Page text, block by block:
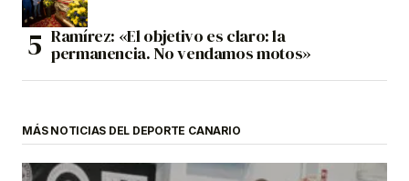
Ramírez: «El objetivo es claro: la
permanencia. No vendamos motos»
MÁS NOTICIAS DEL DEPORTE CANARIO